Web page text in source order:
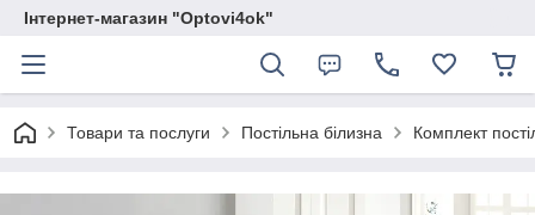
Інтернет-магазин "Optovi4ok"
Товари та послуги Постільна білизна Комплект